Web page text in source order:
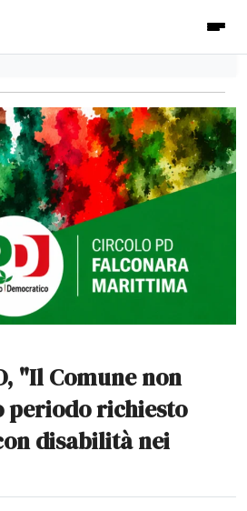
"Il Comune non
periodo richiesto
disabilità nei